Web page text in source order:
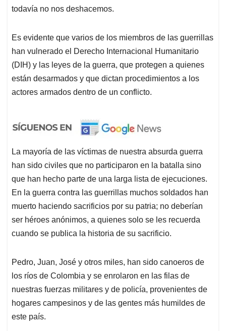
todavía no nos deshacemos.
Es evidente que varios de los miembros de las guerrillas
han vulnerado el Derecho Internacional Humanitario
(DIH) y las leyes de la guerra, que protegen a quienes
están desarmados y que dictan procedimientos a los
actores armados dentro de un conflicto.
La mayoría de las víctimas de nuestra absurda guerra
han sido civiles que no participaron en la batalla sino
que han hecho parte de una larga lista de ejecuciones.
En la guerra contra las guerrillas muchos soldados han
muerto haciendo sacrificios por su patria; no deberían
ser héroes anónimos, a quienes solo se les recuerda
cuando se publica la historia de su sacrificio.
Pedro, Juan, José y otros miles, han sido canoeros de
los ríos de Colombia y se enrolaron en las filas de
nuestras fuerzas militares y de policía, provenientes de
hogares campesinos y de las gentes más humildes de
este país.